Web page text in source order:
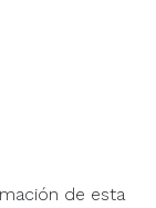
de esta